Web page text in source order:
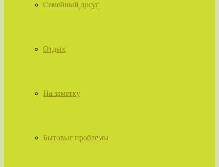
Семейный досуг
Отдых
На заметку
Бытовые проблемы